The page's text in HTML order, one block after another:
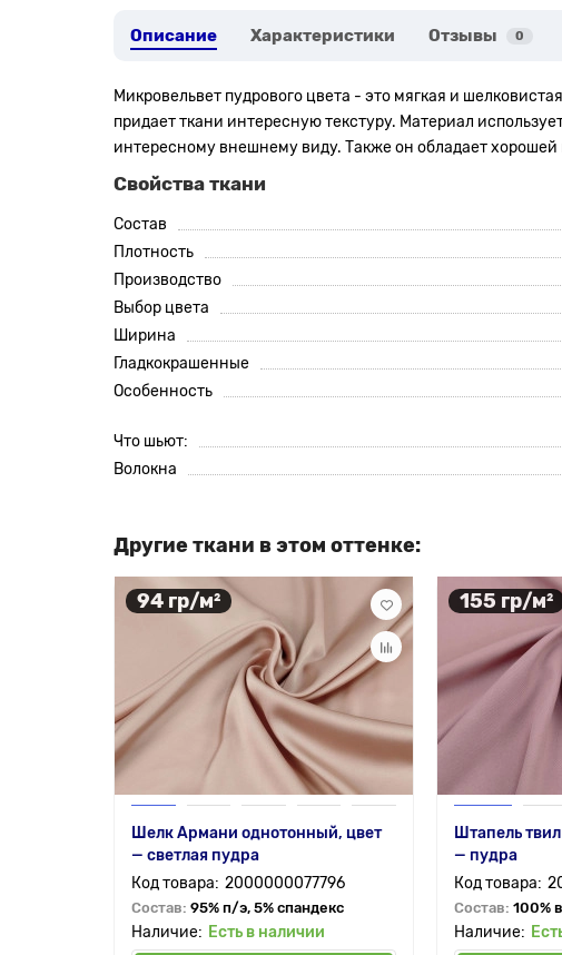
Описание Характеристики Отзывы 0
Микровельвет пудрового цвета - это мягкая и
придает ткани интересную текстуру. Материал
интересному внешнему виду. Также он обладает
Свойства ткани
Состав
Плотность
Производство
Выбор цвета
Ширина
Гладкокрашенные
Особенность
Что шьют:
Волокна
Другие ткани в этом оттенке:
94 гр/м²
Шелк Армани однотонный, цвет
— светлая пудра
2000000077796
Состав: 95% п/э, 5% спандекс
Есть в наличии
155 гр/м²
Штапель
— пудра
Состав: 100%